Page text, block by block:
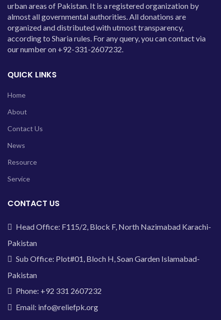
urban areas of Pakistan. It is a registered organization by
almost all governmental authorities. All donations are
organized and distributed with utmost transparency,
according to Sharia rules. For any query, you can contact via
our number on +92-331-2607232.
QUICK LINKS
Home
About
Contact Us
News
Resource
Service
CONTACT US
Head Office: F115/2, Block F, North Nazimabad Karachi-
Pakistan
Sub Office: Plot#01, Bloch H, Soan Garden Islamabad-
Pakistan
Phone: +92 331 2607232
Email: info@reliefpk.org